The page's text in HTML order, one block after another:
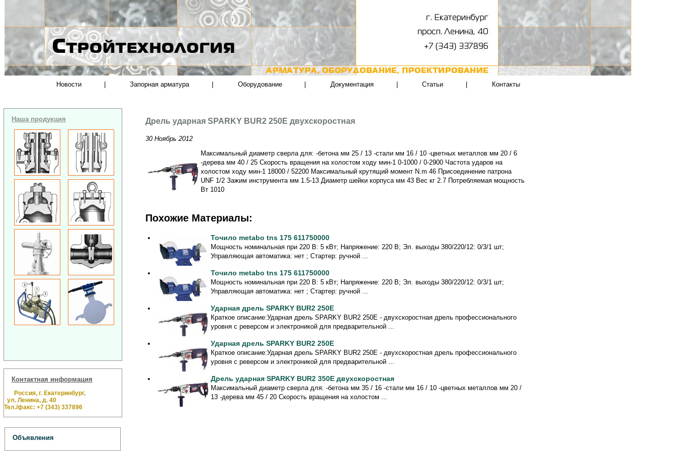
Новости Запорная арматура Оборудование Документация Статьи Контакты
Наша продукция
Контактная информация
Россия, г. Екатеринбург,
ул. Ленина, д. 40
Тел./факс: +7 (343) 337896
Объявления
Дрель ударная SPARKY BUR2 250E двухскоростная
30 Ноябрь 2012
Максимальный диаметр сверла для: -бетона мм 25 / 13 -стали мм 16 / 10 -цветных металлов мм 20 / 6
-дерева мм 40 / 25 Скорость вращения на холостом ходу мин-1 0-1000 / 0-2900 Частота ударов на
холостом ходу мин-1 18000 / 52200 Максимальный крутящий момент N.m 46 Присоединение патрона
UNF 1/2 Зажим инструмента мм 1.5-13 Диаметр шейки корпуса мм 43 Вес кг 2.7 Потребляемая мощность
Вт 1010
Похожие Материалы:
Точило metabo tns 175 611750000
Мощность номинальная при 220 В: 5 кВт; Напряжение: 220 В; Эл. выходы 380/220/12: 0/3/1 шт;
Управляющая автоматика: нет ; Стартер: ручной ...
Точило metabo tns 175 611750000
Мощность номинальная при 220 В: 5 кВт; Напряжение: 220 В; Эл. выходы 380/220/12: 0/3/1 шт;
Управляющая автоматика: нет ; Стартер: ручной ...
Ударная дрель SPARKY BUR2 250E
Краткое описание:Ударная дрель SPARKY BUR2 250E - двухскоростная дрель профессионального
уровня c реверсом и электроникой для предварительной ...
Ударная дрель SPARKY BUR2 250E
Краткое описание:Ударная дрель SPARKY BUR2 250E - двухскоростная дрель профессионального
уровня c реверсом и электроникой для предварительной ...
Дрель ударная SPARKY BUR2 350E двухскоростная
Максимальный диаметр сверла для: -бетона мм 35 / 16 -стали мм 16 / 10 -цветных металлов мм 20 /
13 -дерева мм 45 / 20 Скорость вращения на холостом ...